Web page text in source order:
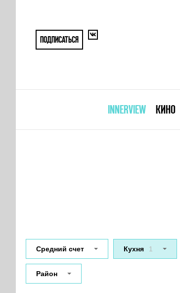
ПОДПИСАТЬСЯ
INNERVIEW КИНО
Средний счет Кухня 1
Район